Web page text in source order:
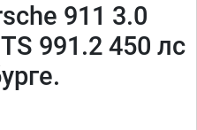
911 3.0
991.2 450 лс